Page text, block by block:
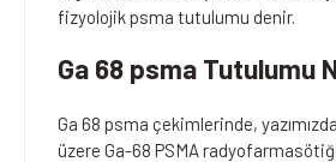
fizyolojik psma tutulumu denir.
Ga 68 psma Tutulumu
Ga 68 psma çekimlerinde,
üzere Ga-68 PSMA radyofarmasötiği